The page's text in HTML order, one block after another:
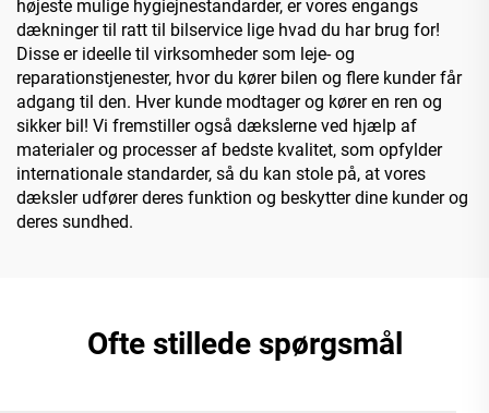
højeste mulige hygiejnestandarder, er vores engangs
dækninger til ratt til bilservice lige hvad du har brug for!
Disse er ideelle til virksomheder som leje- og
reparationstjenester, hvor du kører bilen og flere kunder får
adgang til den. Hver kunde modtager og kører en ren og
sikker bil! Vi fremstiller også dækslerne ved hjælp af
materialer og processer af bedste kvalitet, som opfylder
internationale standarder, så du kan stole på, at vores
dæksler udfører deres funktion og beskytter dine kunder og
deres sundhed.
Ofte stillede spørgsmål